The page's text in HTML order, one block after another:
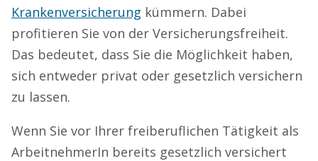
Krankenversicherung kümmern. Dabei
profitieren Sie von der Versicherungsfreiheit.
Das bedeutet, dass Sie die Möglichkeit haben,
sich entweder privat oder gesetzlich versichern
zu lassen.
Wenn Sie vor Ihrer freiberuflichen Tätigkeit als
ArbeitnehmerIn bereits gesetzlich versichert